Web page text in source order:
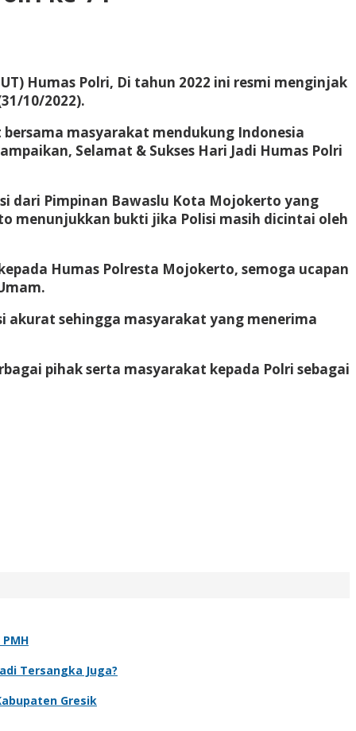
Humas Polri, Di tahun 2022 ini resmi menginjak
10/2022).
masyarakat mendukung Indonesia
Selamat & Sukses Hari Jadi Humas Polri
dari Pimpinan Bawaslu Kota Mojokerto yang
menunjukkan bukti jika Polisi masih dicintai oleh
Humas Polresta Mojokerto, semoga ucapan
akurat sehingga masyarakat yang menerima
pihak serta masyarakat kepada Polri sebagai
Tersangka Juga?
Gresik